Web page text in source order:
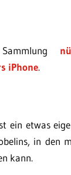
iPhone.
ein etwas
in den
kann.